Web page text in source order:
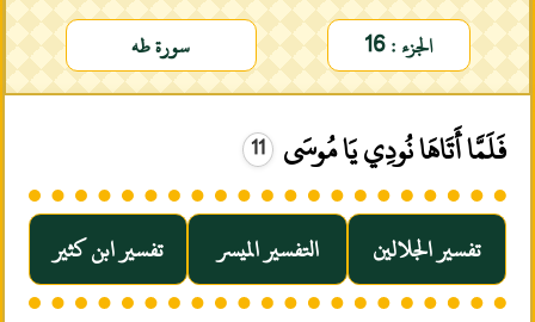
الجزء : 16 سورة طه
فَلَمَّا أَتَاهَا نُودِي يَا مُوسَى 11
تفسير الجلالين التفسير الميسر تفسير ابن كثير